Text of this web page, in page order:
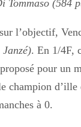
Tommaso (584
l’objectif,
. En 1/4F,
pour un
champion
à 0.